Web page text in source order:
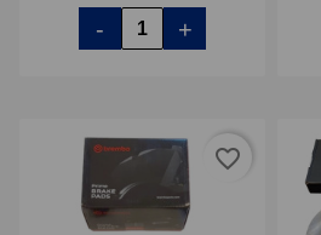
- +
favorite_border